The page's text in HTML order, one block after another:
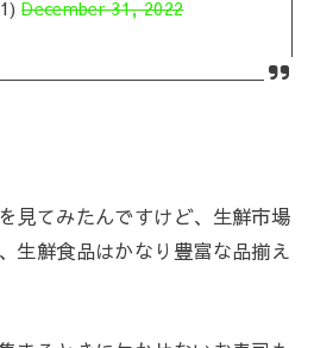
December 31, 2022
見てみたんですけど、生鮮市場
生鮮食品はかなり豊富な品揃え